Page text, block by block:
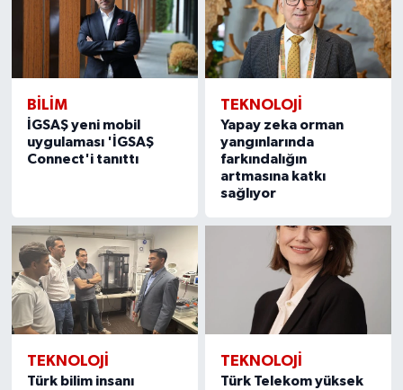
BILIM
İGSAŞ yeni mobil
uygulaması 'İGSAŞ
Connect'i tanıttı
TEKNOLOJİ
Yapay zeka orman
yangınlarında
farkındalığın
artmasına katkı
sağlıyor
TEKNOLOJİ
Türk bilim insanı
TEKNOLOJİ
Türk Telekom yüksek